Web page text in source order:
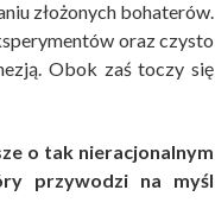
złożonych bohaterów.
oraz czysto
Obok zaś toczy się
o tak nieracjonalnym
przywodzi na myśl